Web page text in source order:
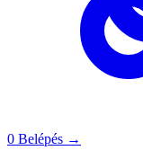
0 Belépés →